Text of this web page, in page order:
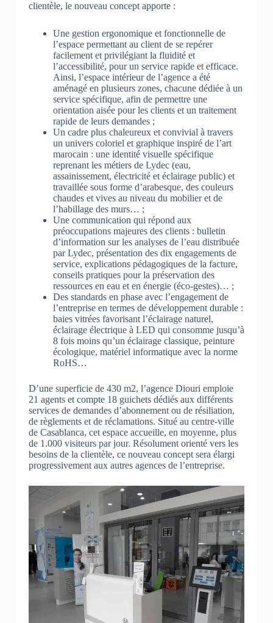
clientèle, le nouveau concept apporte :
Une gestion ergonomique et fonctionnelle de
l’espace permettant au client de se repérer
facilement et privilégiant la fluidité et
l’accessibilité, pour un service rapide et efficace.
Ainsi, l’espace intérieur de l’agence a été
aménagé en plusieurs zones, chacune dédiée à un
service spécifique, afin de permettre une
orientation aisée pour les clients et un traitement
rapide de leurs demandes ;
Un cadre plus chaleureux et convivial à travers
un univers coloriel et graphique inspiré de l’art
marocain : une identité visuelle spécifique
reprenant les métiers de Lydec (eau,
assainissement, électricité et éclairage public) et
travaillée sous forme d’arabesque, des couleurs
chaudes et vives au niveau du mobilier et de
l’habillage des murs… ;
Une communication qui répond aux
préoccupations majeures des clients : bulletin
d’information sur les analyses de l’eau distribuée
par Lydec, présentation des dix engagements de
service, explications pédagogiques de la facture,
conseils pratiques pour la préservation des
ressources en eau et en énergie (éco-gestes)… ;
Des standards en phase avec l’engagement de
l’entreprise en termes de développement durable :
baies vitrées favorisant l’éclairage naturel,
éclairage électrique à LED qui consomme jusqu’à
8 fois moins qu’un éclairage classique, peinture
écologique, matériel informatique avec la norme
RoHS…
D’une superficie de 430 m2, l’agence Diouri emploie
21 agents et compte 18 guichets dédiés aux différents
services de demandes d’abonnement ou de résiliation,
de règlements et de réclamations. Situé au centre-ville
de Casablanca, cet espace accueille, en moyenne, plus
de 1.000 visiteurs par jour. Résolument orienté vers les
besoins de la clientèle, ce nouveau concept sera élargi
progressivement aux autres agences de l’entreprise.